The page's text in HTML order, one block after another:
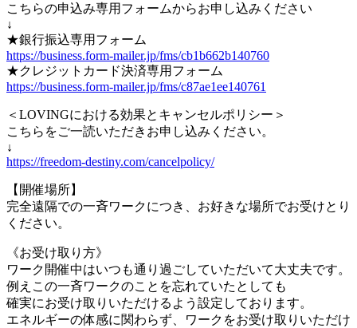
こちらの申込み専用フォームからお申し込みください
↓
★銀行振込専用フォーム
https://business.form-mailer.jp/fms/cb1b662b140760
★クレジットカード決済専用フォーム
https://business.form-mailer.jp/fms/c87ae1ee140761
＜LOVINGにおける効果とキャンセルポリシー＞
こちらをご一読いただきお申し込みください。
↓
https://freedom-destiny.com/cancelpolicy/
【開催場所】
完全遠隔での一斉ワークにつき、お好きな場所でお受けとり
ください。
《お受け取り方》
ワーク開催中はいつも通り過ごしていただいて大丈夫です。
例えこの一斉ワークのことを忘れていたとしても
確実にお受け取りいただけるよう設定しております。
エネルギーの体感に関わらず、ワークをお受け取りいただけ